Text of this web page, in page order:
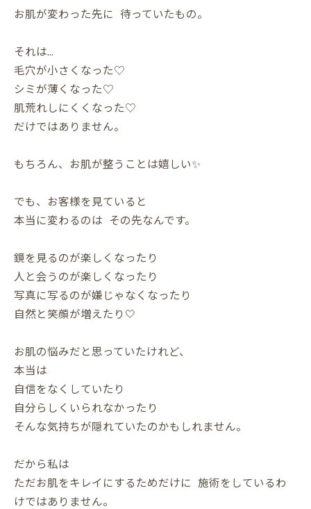
お肌が変わった先に 待っていたもの。
それは...
毛穴が小さくなった♡
シミが薄くなった♡
肌荒れしにくくなった♡
だけではありません。
もちろん、お肌が整うことは嬉しい✨
でも、お客様を見ていると
本当に変わるのは その先なんです。
鏡を見るのが楽しくなったり
人と会うのが楽しくなったり
写真に写るのが嫌じゃなくなったり
自然と笑顔が増えたり🤍
お肌の悩みだと思っていたけれど、
本当は
自信をなくしていたり
自分らしくいられなかったり
そんな気持ちが隠れていたのかもしれません。
だから私は
ただお肌をキレイにするためだけに 施術をしているわ
けではありません。